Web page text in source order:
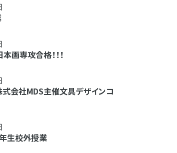
画専攻合格！！！
式会社MDS主催文具デザインコ
年生校外授業